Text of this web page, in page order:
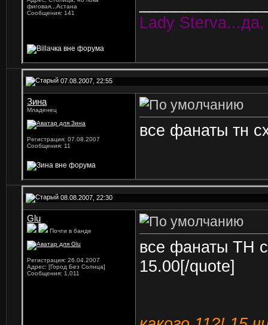
фиговая...Астана
Сообщения: 141
Lady
07.08.2007, 22:55
Зина
Младенец
Регистрация: 07.08.2007
Сообщения: 11
все фанаты тн
08.08.2007, 22:30
Glu
Почти в банде
Регистрация: 26.04.2007
Адрес: [Город Без Солнца]
Сообщения: 1,011
все фанаты ТН
15.00[/quote]